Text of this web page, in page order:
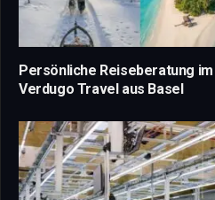
Persönliche Reiseberatung
Verdugo Travel aus Basel